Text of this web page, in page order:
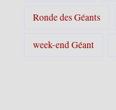
Ronde des Géants
week-end Géant